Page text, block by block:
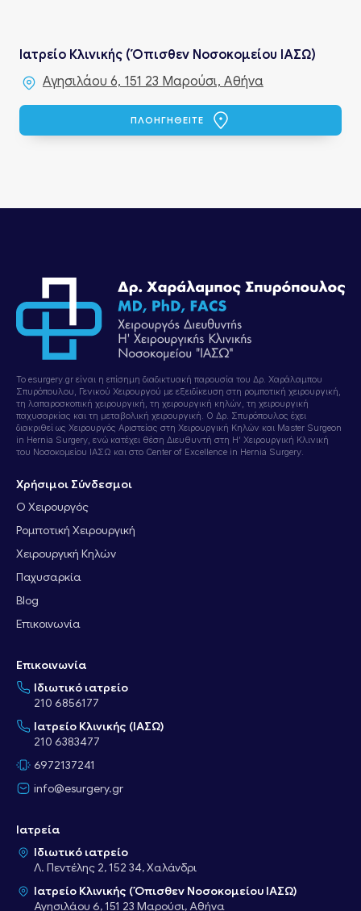
Ιατρείο Κλινικής (Όπισθεν Νοσοκομείου ΙΑΣΩ)
Αγησιλάου 6, 151 23 Μαρούσι, Αθήνα
ΠΛΟΗΓΗΘΕΙΤΕ
Το esurgery.gr είναι η επίσημη διαδικτυακή παρουσία του Δρ. Χαράλαμπου
Σπυρόπουλου, Γενικού Χειρουργού με εξειδίκευση στη ρομποτική χειρουργική,
τη λαπαροσκοπική χειρουργική, τη χειρουργική κηλών, τη χειρουργική
παχυσαρκίας και τη μεταβολική χειρουργική. Ο Δρ. Σπυρόπουλος έχει
διακριθεί ως Χειρουργός Αριστείας στη Χειρουργική Κηλών και Master Surgeon
in Hernia Surgery, ενώ κατέχει θέση Διευθυντή στη Η’ Χειρουργική Κλινική
του Νοσοκομείου ΙΑΣΩ και στο Center of Excellence in Hernia Surgery.
Χρήσιμοι Σύνδεσμοι
Ο Χειρουργός
Ρομποτική Χειρουργική
Χειρουργική Κηλών
Παχυσαρκία
Blog
Επικοινωνία
Επικοινωνία
Ιδιωτικό ιατρείο
210 6856177
Ιατρείο Κλινικής (ΙΑΣΩ)
210 6383477
6972137241
info@esurgery.gr
Ιατρεία
Ιδιωτικό ιατρείο
Λ. Πεντέλης 2, 152 34, Χαλάνδρι
Ιατρείο Κλινικής (Όπισθεν Νοσοκομείου ΙΑΣΩ)
Αγησιλάου 6, 151 23 Μαρούσι, Αθήνα